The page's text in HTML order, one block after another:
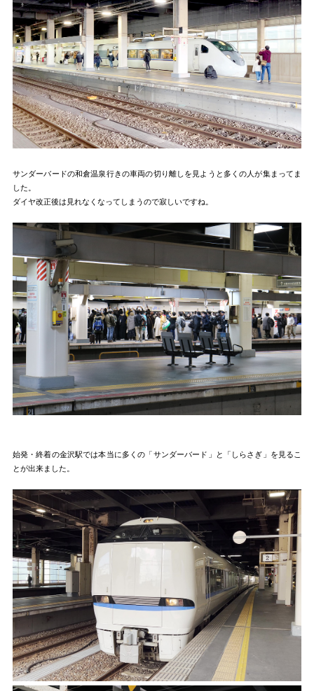
サンダーバードの和倉温泉行きの車両の切り離しを見ようと多くの人が集まってま
した。
ダイヤ改正後は見れなくなってしまうので寂しいですね。
始発・終着の金沢駅では本当に多くの「サンダーバード」と「しらさぎ」を見るこ
とが出来ました。